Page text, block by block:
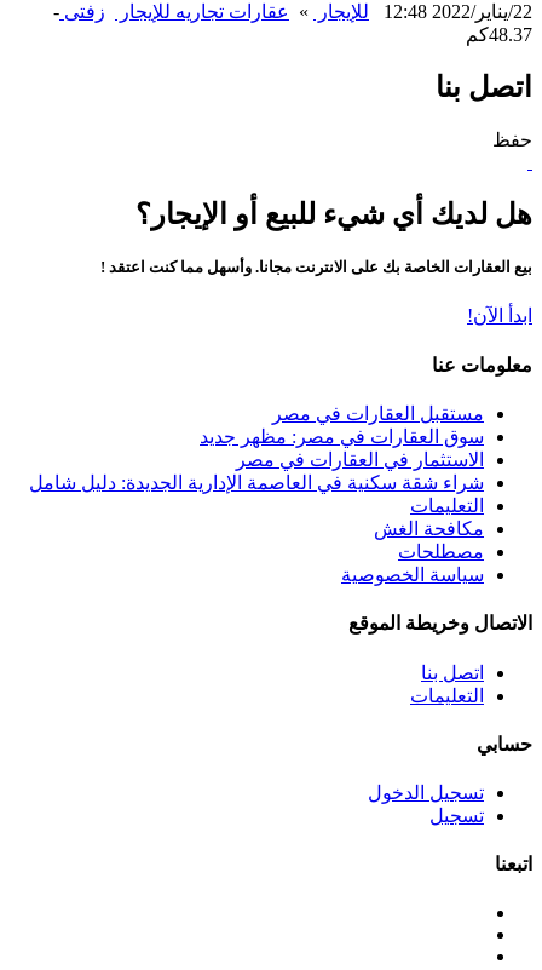
22/يناير/2022 12:48 للإيجار » عقارات تجاريه للإيجار زفتى -
48.37كم
اتصل بنا
حفظ
هل لديك أي شيء للبيع أو الإيجار؟
بيع العقارات الخاصة بك على الانترنت مجانا. وأسهل مما كنت اعتقد !
ابدأ الآن!
معلومات عنا
مستقبل العقارات في مصر
سوق العقارات في مصر: مظهر جديد
الاستثمار في العقارات في مصر
شراء شقة سكنية في العاصمة الإدارية الجديدة: دليل شامل
التعليمات
مكافحة الغش
مصطلحات
سياسة الخصوصية
الاتصال وخريطة الموقع
اتصل بنا
التعليمات
حسابي
تسجيل الدخول
تسجيل
اتبعنا